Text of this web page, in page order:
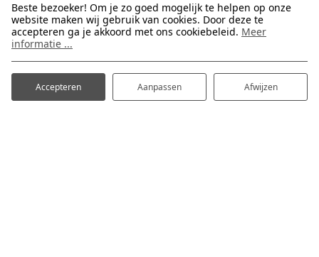
Beste bezoeker! Om je zo goed mogelijk te helpen op onze
website maken wij gebruik van cookies. Door deze te
accepteren ga je akkoord met ons cookiebeleid. Meer
informatie ...
Accepteren Aanpassen Afwijzen